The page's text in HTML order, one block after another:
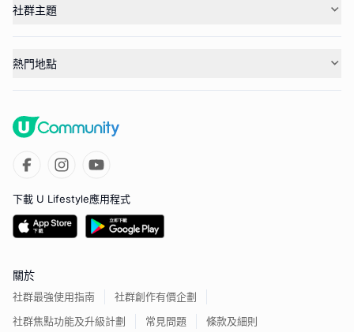
社群主題
熱門地點
下載 U Lifestyle應用程式
關於
社群最強使用指南
社群創作有價企劃
社群焦點功能及升級計劃
常見問題 條款及細則